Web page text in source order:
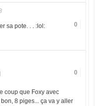
0
sa pote. . . :lol:
0
coup que Foxy avec
8 piges... ça va y aller